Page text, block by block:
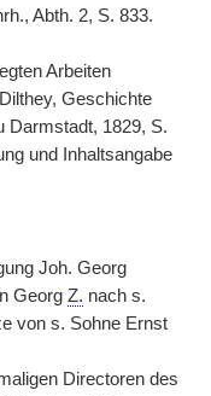
Abth. 2, S. 833.
Arbeiten
Geschichte
Darmstadt, 1829, S.
und Inhaltsangabe
Joh. Georg
Georg Z. nach s.
von s. Sohne Ernst
Directoren des